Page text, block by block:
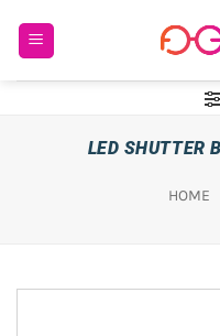
naar
LED SHUTTER
HOME